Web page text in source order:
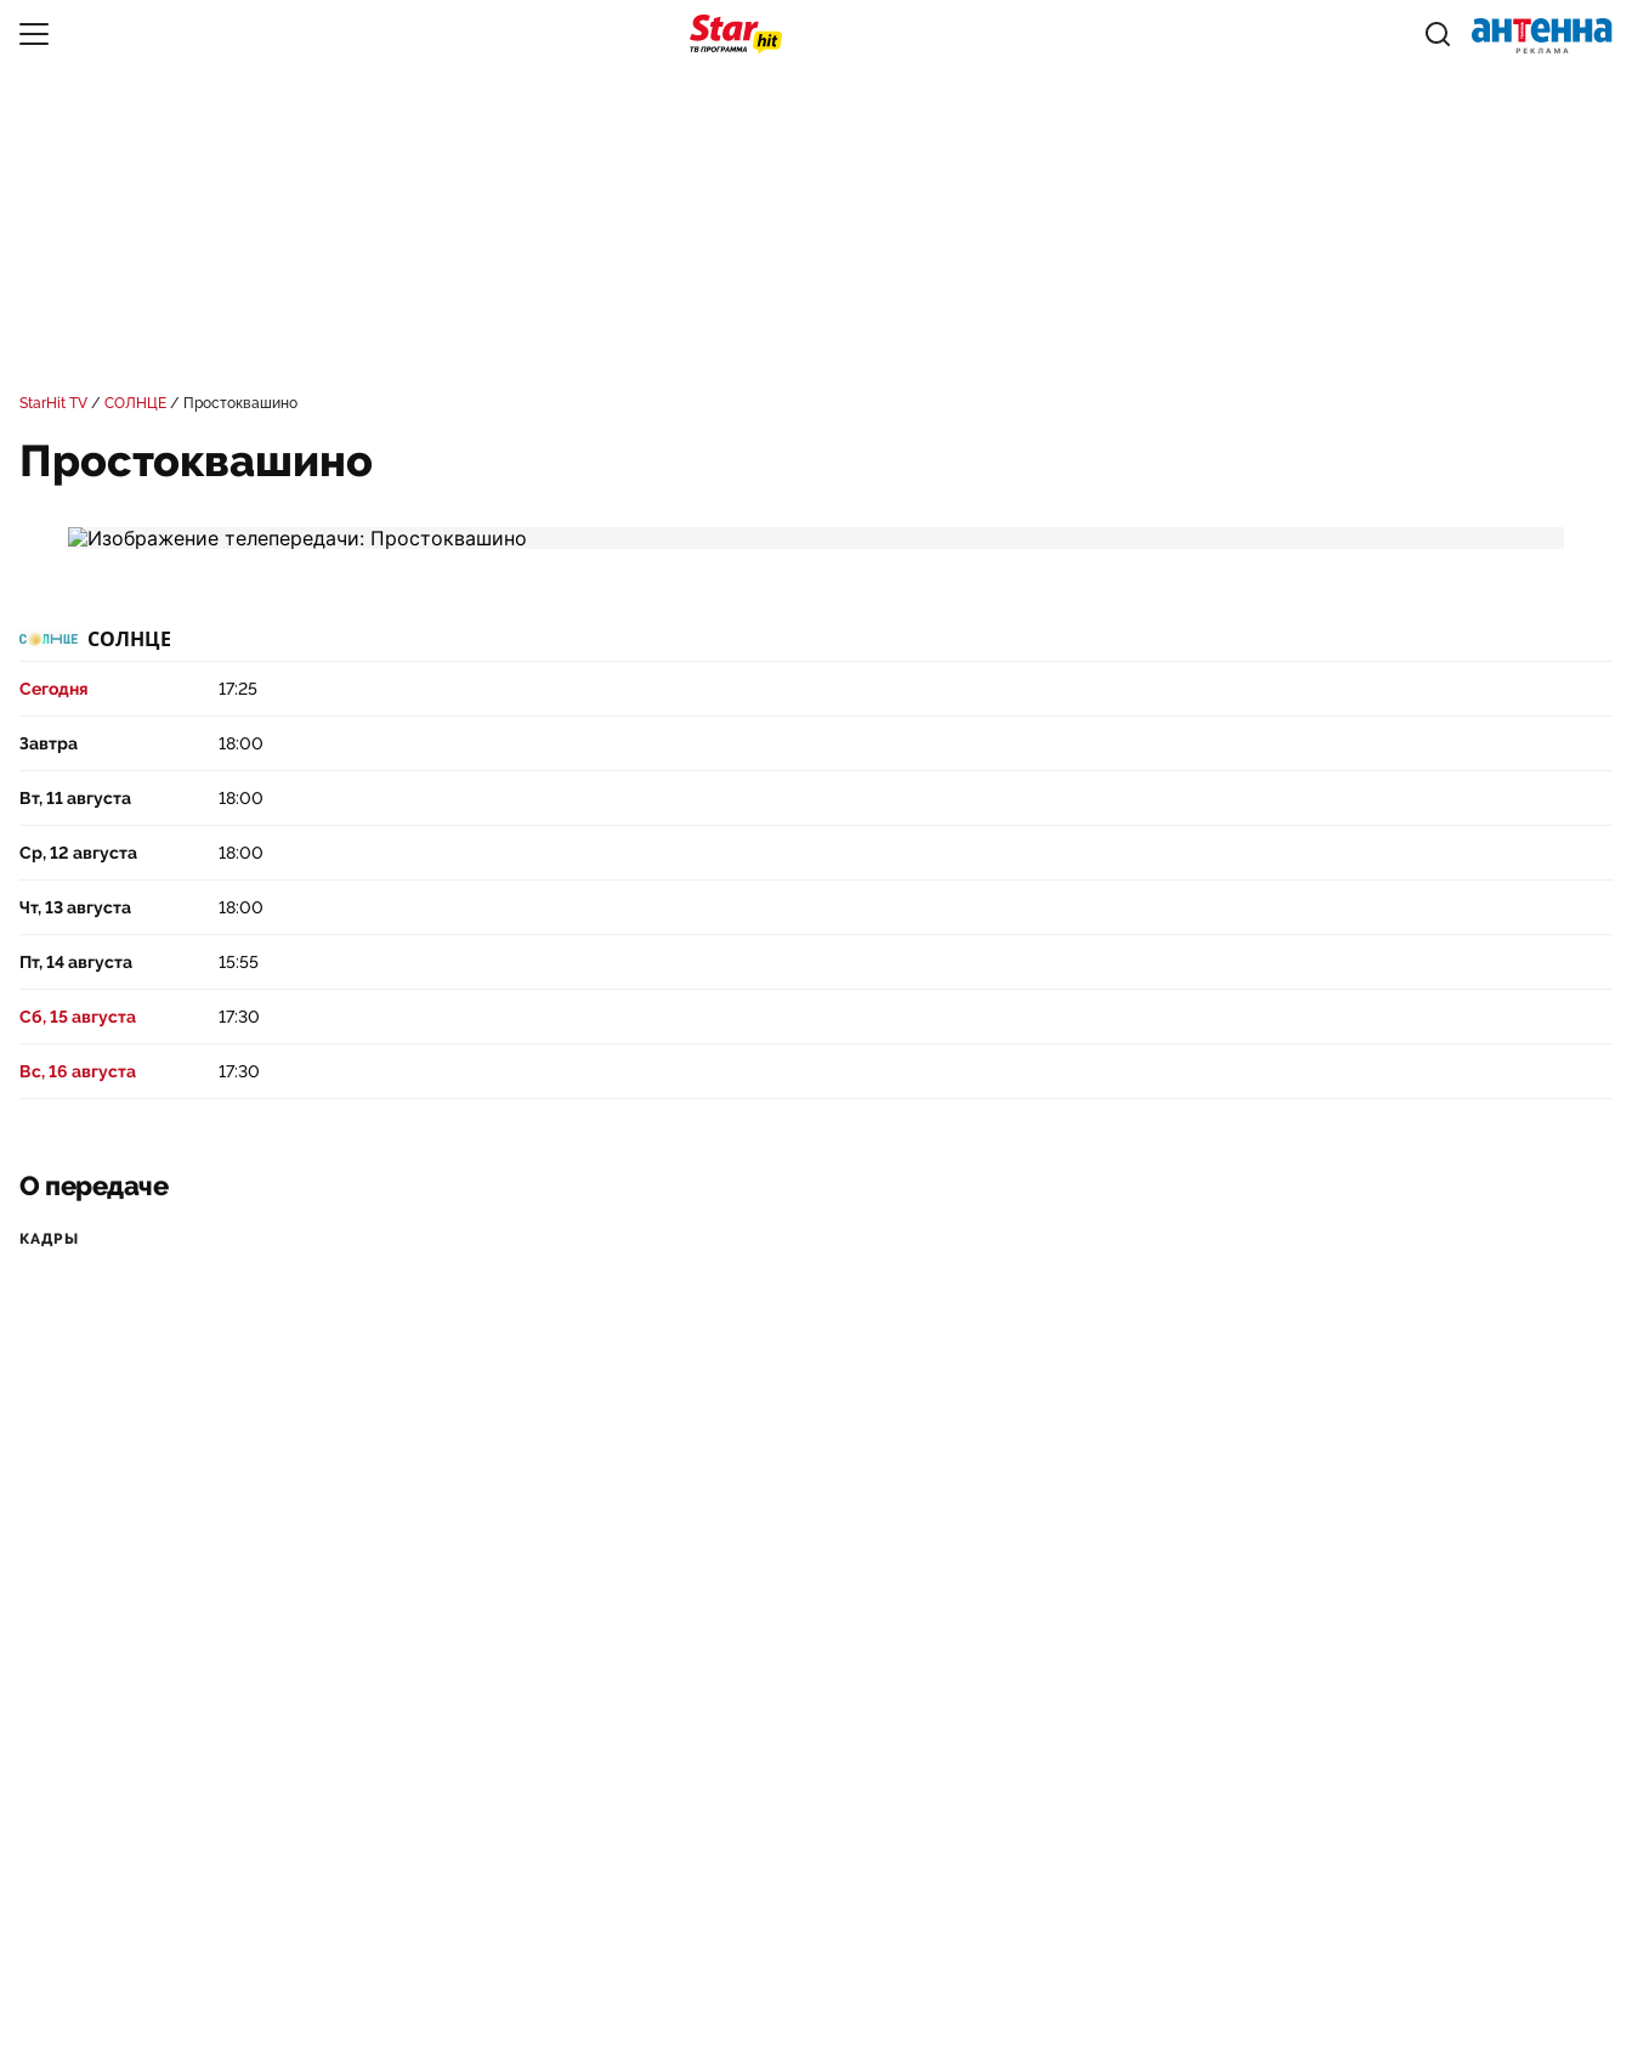
StarHit TV СОЛНЦЕ Простоквашино
Простоквашино
СОЛНЦЕ
Сегодня 17:25
Завтра 18:00
Вт, 11 августа 18:00
Ср, 12 августа 18:00
Чт, 13 августа 18:00
Пт, 14 августа 15:55
Сб, 15 августа 17:30
Вс, 16 августа 17:30
О передаче
КАДРЫ